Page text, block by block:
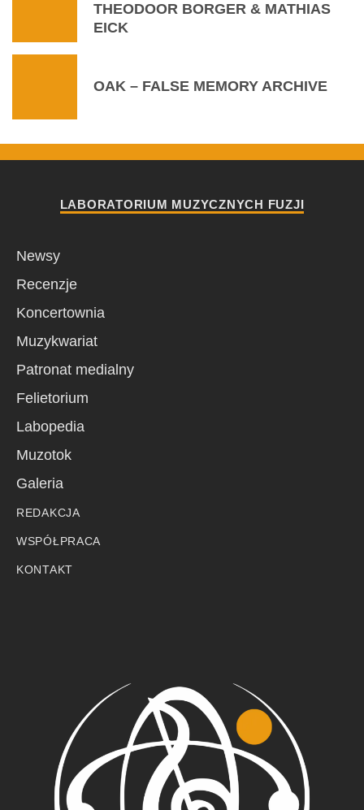
THEODOOR BORGER & MATHIAS
EICK
OAK – FALSE MEMORY ARCHIVE
LABORATORIUM MUZYCZNYCH FUZJI
Newsy
Recenzje
Koncertownia
Muzykwariat
Patronat medialny
Felietorium
Labopedia
Muzotok
Galeria
REDAKCJA
WSPÓŁPRACA
KONTAKT